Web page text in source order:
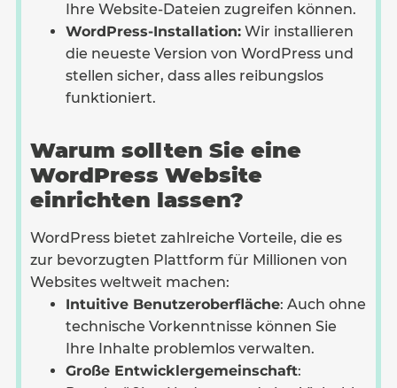
Ihre Website-Dateien zugreifen können.
WordPress-Installation:Wir installieren
die neueste Version von WordPress und
stellen sicher, dass alles reibungslos
funktioniert.
Warum sollten Sie eine
WordPress Website
einrichten lassen?
WordPress bietet zahlreiche Vorteile, die es
zur bevorzugten Plattform für Millionen von
Websites weltweit machen:
Intuitive Benutzeroberfläche: Auch ohne
technische Vorkenntnisse können Sie
Ihre Inhalte problemlos verwalten.
Große Entwicklergemeinschaft: